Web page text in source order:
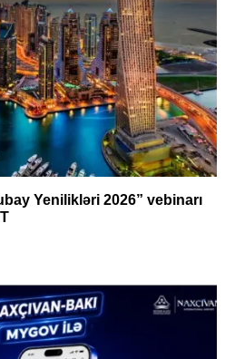
Yenilikləri 2026” vebinarı